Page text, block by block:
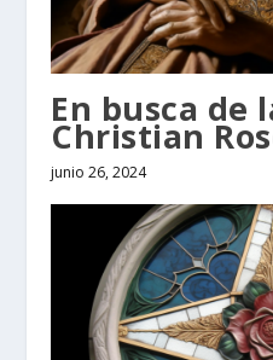
En busca de
Christian
junio 26, 2024